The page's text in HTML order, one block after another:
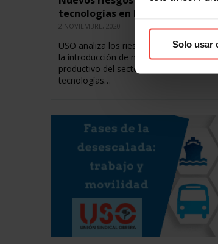
Solo usar
tecnologías en la industria
2 NOVIEMBRE, 2020
USO analiza los riesgos laborales que
la introducción de nuevas tecnologías
productivo del sector industrial La
tecnologías…